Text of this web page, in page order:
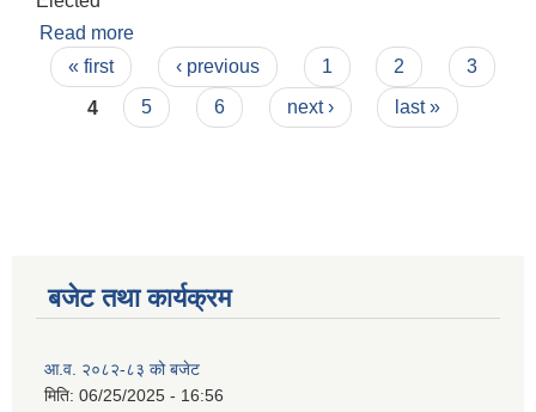
Read more
Pages
« first ‹ previous 1 2
3
4
5 6 next › last »
बजेट तथा कार्यक्रम
आ.व. २०८२-८३ को बजेट
मिति: 06/25/2025 - 16:56